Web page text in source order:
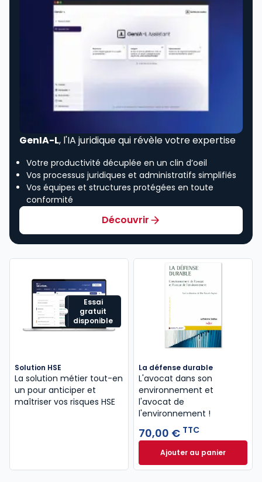
GenIA-L, l'IA juridique qui révèle votre expertise
Votre productivité décuplée en un clin d’oeil
Vos processus juridiques et administratifs simplifiés
Vos équipes et structures protégées en toute
conformité
Découvrir
Essai
gratuit
disponible
Solution HSE
La solution métier tout-en
un pour anticiper et
maîtriser vos risques HSE
La défense durable
L'avocat dans son
environnement et
l'avocat de
l'environnement !
70,00 € TTC
Ajouter au panier
La défense